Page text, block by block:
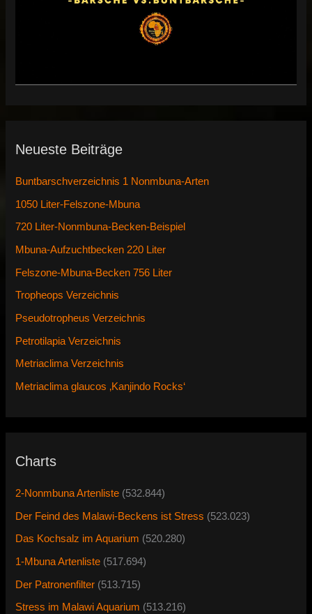
Neueste Beiträge
Buntbarschverzeichnis 1 Nonmbuna-Arten
1050 Liter-Felszone-Mbuna
720 Liter-Nonmbuna-Becken-Beispiel
Mbuna-Aufzuchtbecken 220 Liter
Felszone-Mbuna-Becken 756 Liter
Tropheops Verzeichnis
Pseudotropheus Verzeichnis
Petrotilapia Verzeichnis
Metriaclima Verzeichnis
Metriaclima glaucos ‚Kanjindo Rocks‘
Charts
2-Nonmbuna Artenliste (532.844)
Der Feind des Malawi-Beckens ist Stress (523.023)
Das Kochsalz im Aquarium (520.280)
1-Mbuna Artenliste (517.694)
Der Patronenfilter (513.715)
Stress im Malawi Aquarium (513.216)